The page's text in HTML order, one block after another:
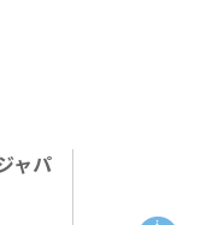
ャパ